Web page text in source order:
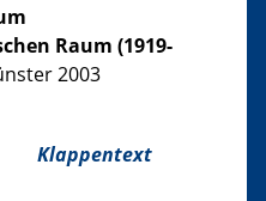
Raum (1919-
2003
Klappentext